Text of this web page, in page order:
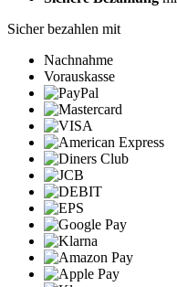
Sicher bezahlen mit
Nachnahme
Vorauskasse